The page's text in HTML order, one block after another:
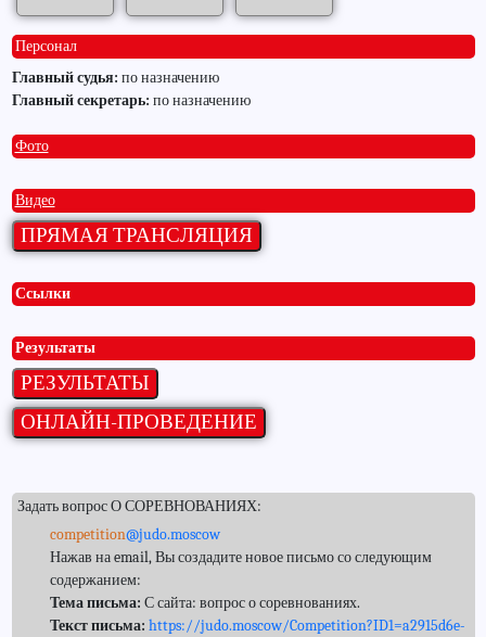
Персонал
Главный судья: по назначению
Главный секретарь: по назначению
Фото
Видео
Ссылки
Результаты
Задать вопрос О СОРЕВНОВАНИЯХ:
competition@judo.moscow
Нажав на email, Вы создадите новое письмо со следующим
содержанием:
Тема письма: С сайта: вопрос о соревнованиях.
Текст письма: https://judo.moscow/Competition?ID1=a2915d6e-